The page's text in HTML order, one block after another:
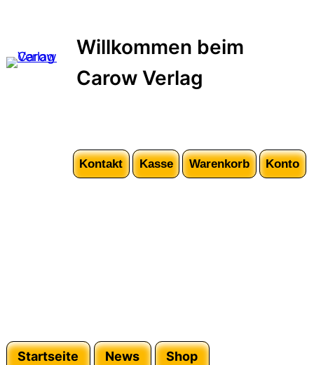
springen
Willkommen beim
Carow Verlag
Kontakt Kasse Warenkorb Konto
Startseite News Shop